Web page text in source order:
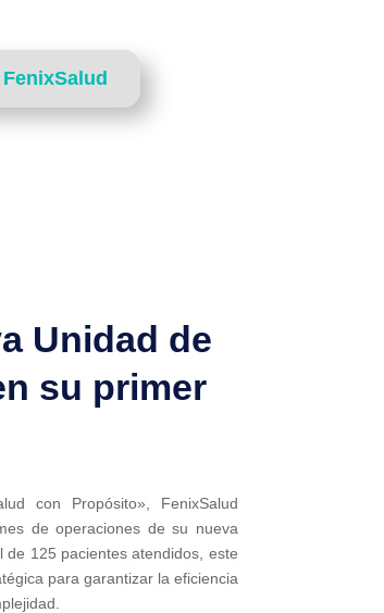
Unidad de
su primer
con Propósito», FenixSalud
de operaciones de su nueva
de 125 pacientes atendidos, este
para garantizar la eficiencia